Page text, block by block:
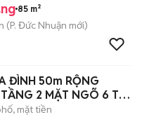
85 m²
(P. Đức Nhuận mới)
ĐÌNH 50m RỘNG
2 MẶT NGÕ 6 Ty
mặt tiền